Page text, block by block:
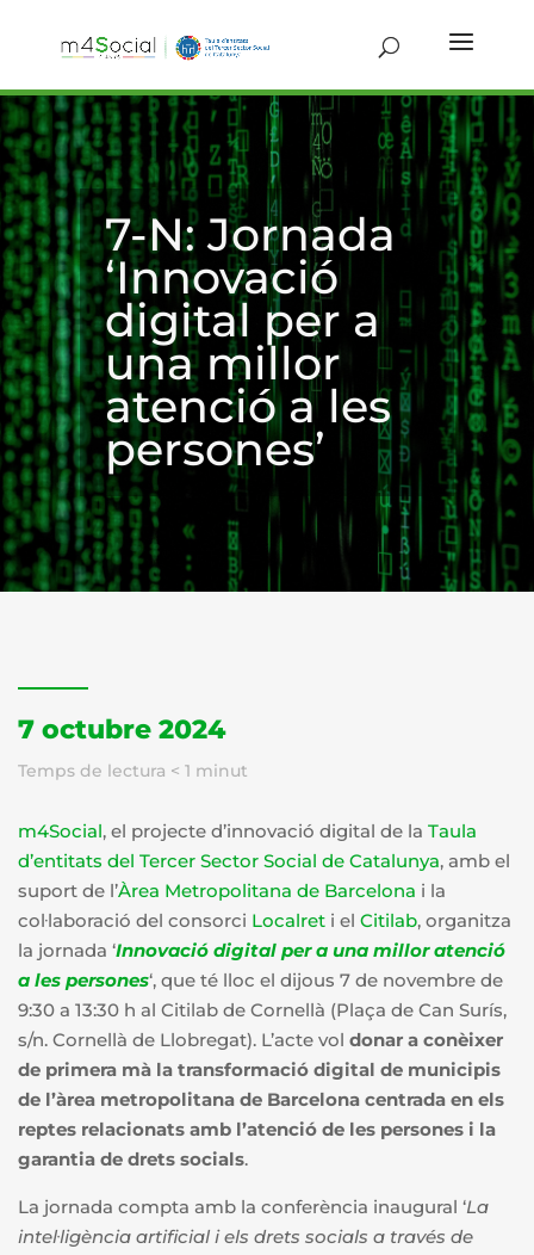
7-N: Jornada
‘Innovació
digital per a
una millor
atenció a les
persones’
7 octubre 2024
Temps de lectura < 1 minut
m4Social, el projecte d’innovació digital de la Taula
d’entitats del Tercer Sector Social de Catalunya, amb el
suport de l’Àrea Metropolitana de Barcelona i la
col·laboració del consorci Localret i el Citilab, organitza
la jornada ‘Innovació digital per a una millor atenció
a les persones‘, que té lloc el dijous 7 de novembre de
9:30 a 13:30 h al Citilab de Cornellà (Plaça de Can Surís,
s/n. Cornellà de Llobregat). L’acte vol donar a conèixer
de primera mà la transformació digital de municipis
de l’àrea metropolitana de Barcelona centrada en els
reptes relacionats amb l’atenció de les persones i la
garantia de drets socials.
La jornada compta amb la conferència inaugural ‘La
intel·ligència artificial i els drets socials a través de